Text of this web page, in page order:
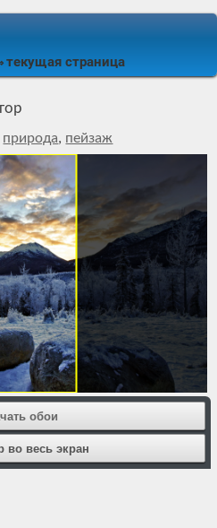
текущая страница
природа, пейзаж
обои
во весь экран